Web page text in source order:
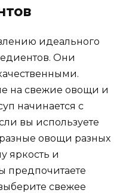
идеального
Они
на свежие овощи и
начинается с
вы используете
овощи разных
яркость и
предпочитаете
свежее